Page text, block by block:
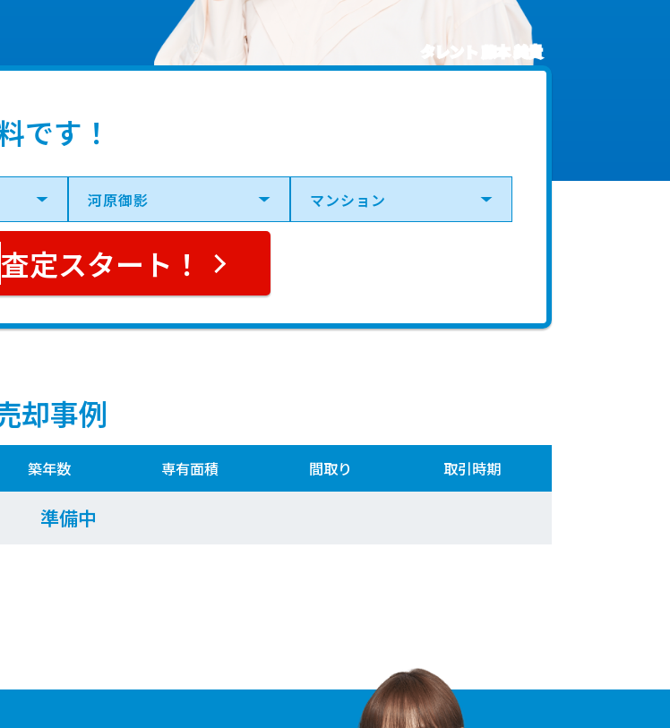
タレント 藤本 美貴
です！
査定スタート！
却事例
築年数 専有面積 間取り 取引時期
準備中